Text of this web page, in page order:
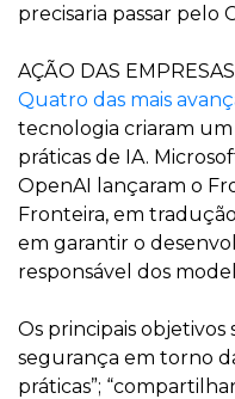
precisaria passar pelo
AÇÃO DAS EMPRESAS
Quatro das mais
tecnologia criaram
práticas de IA.
OpenAI lançaram o
Fronteira, em
em garantir o
responsável dos
Os principais objetivos
segurança em torno
práticas”;